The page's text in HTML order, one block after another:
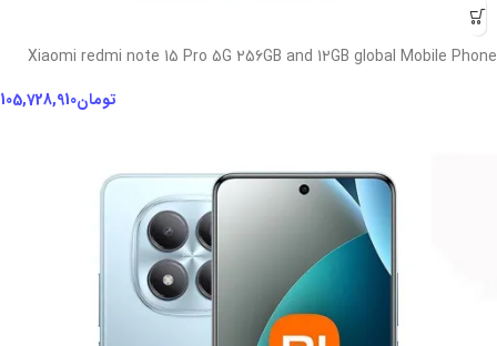
Xiaomi redmi note 15 Pro 5G 256GB and 12GB global Mobile Phone
تومان105,728,910